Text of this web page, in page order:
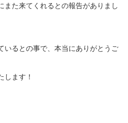
また来てくれるとの報告がありまし
いるとの事で、本当にありがとうご
します！